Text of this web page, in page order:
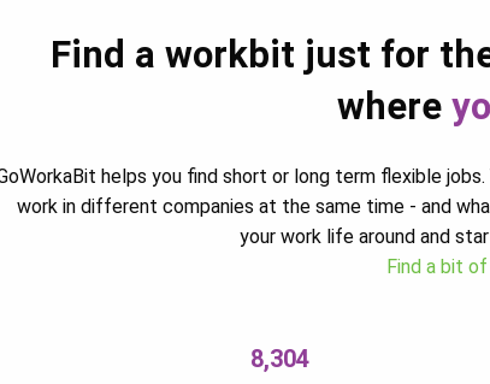
Find a workbit just for
where
helps you find short or long term flexible
work in different companies at the same time - and
your work life around and
Find a bit
8,304